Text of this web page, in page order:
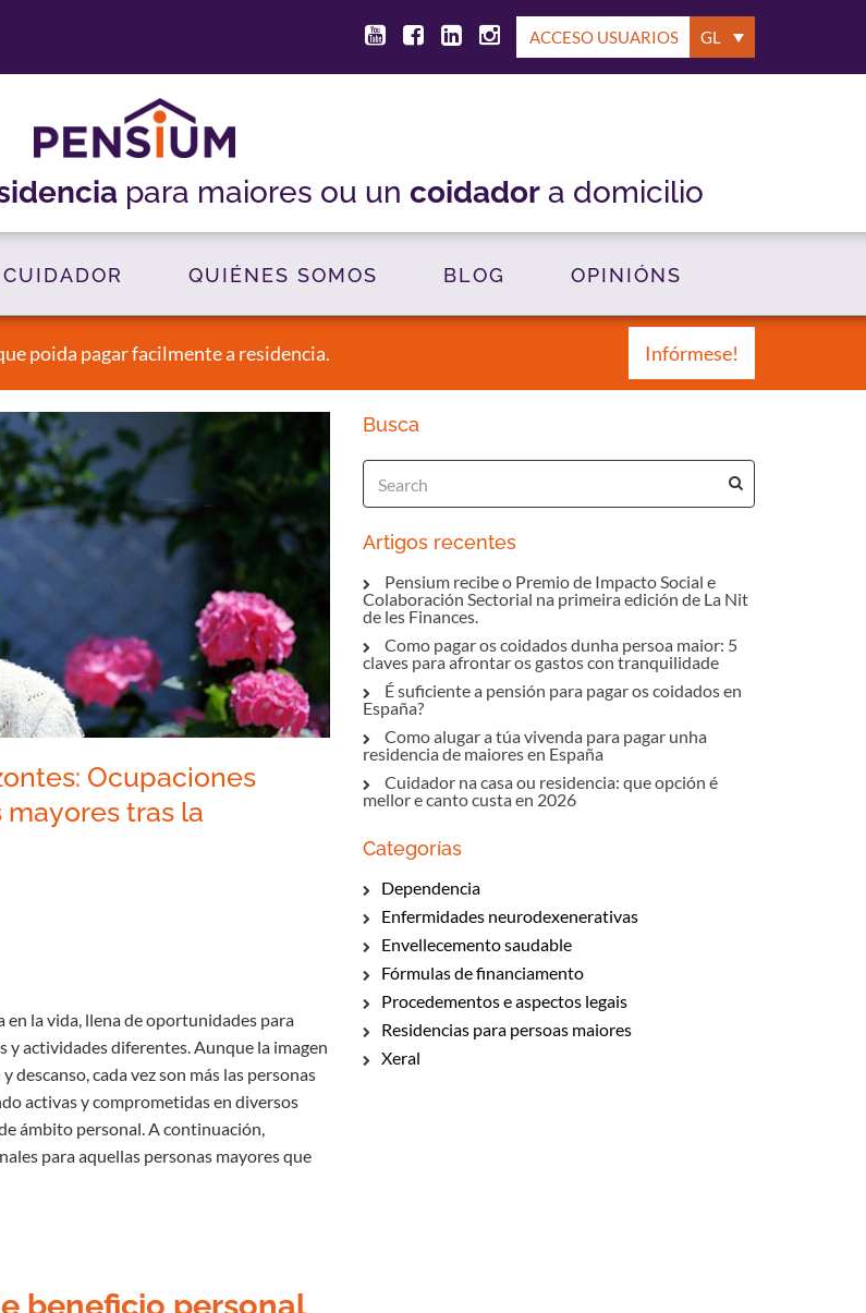
GL
ACCESO USUARIOS
para maiores ou un coidador a domicilio
QUIÉNES SOMOS BLOG OPINIÓNS
poida pagar facilmente a residencia. Infórmese!
Ocupaciones
tras la
en la vida, llena de oportunidades para
actividades diferentes. Aunque la imagen
cada vez son más las personas
activas y comprometidas en diversos
ámbito personal. A continuación,
para aquellas personas mayores que
beneficio personal
Busca
Artigos recentes
Pensium recibe o Premio de Impacto Social e
Colaboración Sectorial na primeira edición de La Nit
de les Finances.
Como pagar os coidados dunha persoa maior: 5
claves para afrontar os gastos con tranquilidade
É suficiente a pensión para pagar os coidados en
España?
Como alugar a túa vivenda para pagar unha
residencia de maiores en España
Cuidador na casa ou residencia: que opción é
mellor e canto custa en 2026
Categorías
Dependencia
Enfermidades neurodexenerativas
Envellecemento saudable
Fórmulas de financiamento
Procedementos e aspectos legais
Residencias para persoas maiores
Xeral